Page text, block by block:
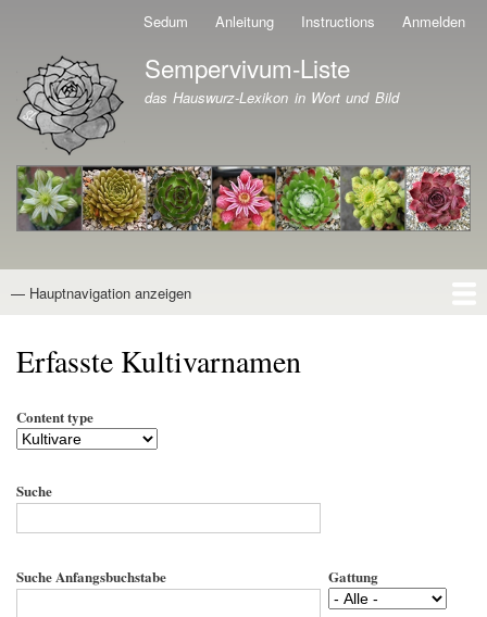
Direkt
zum
Inhalt
Sedum Anleitung Instructions Anmelden
Branding der Website
Sempervivum-Liste
das Hauswurz-Lexikon in Wort und Bild
Hauptnavigation
— Hauptnavigation anzeigen
Erfasste Kultivarnamen
Content type
Suche
Suche Anfangsbuchstabe Gattung